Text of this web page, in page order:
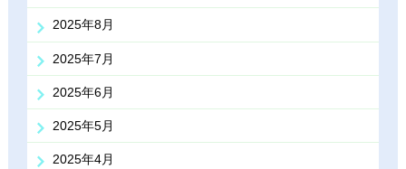
2025年8月
2025年7月
2025年6月
2025年5月
2025年4月